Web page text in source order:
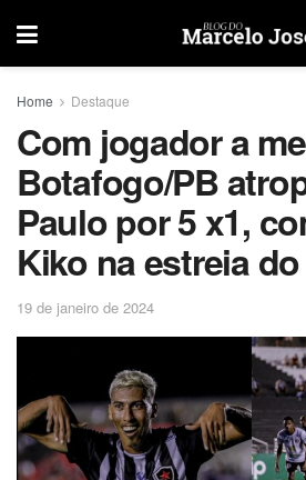
Home Destaque
Com jogador a
Botafogo/PB
Paulo por 5 x1,
Kiko na estreia
19 de janeiro de 2024